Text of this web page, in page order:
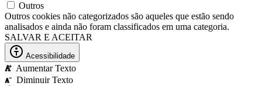
Outros
Outros cookies não categorizados são aqueles que estão sendo
analisados ​​e ainda não foram classificados em uma categoria.
SALVAR E ACEITAR
Acessibilidade
A Aumentar Texto
A
Diminuir Texto